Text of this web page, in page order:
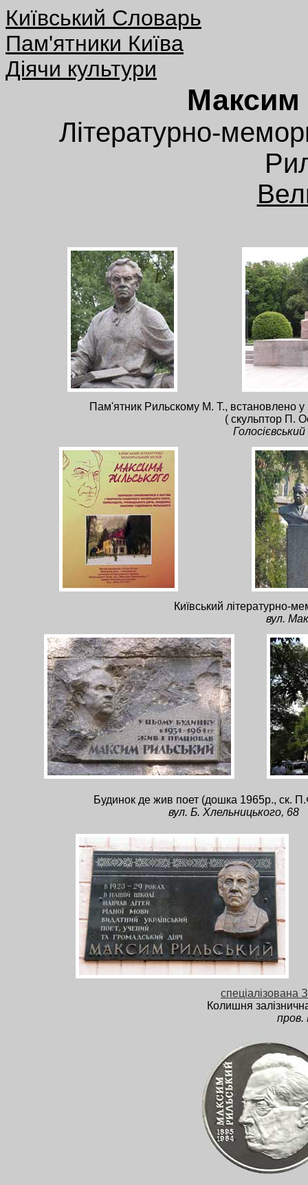
Київський Словарь
Пам'ятники Київа
Діячи культури
Максим
Літературно-
Пам'ятник Рильскому М. Т., встановлено
( скульптор П.
Київський літературно-
вул.
Будинок де жив поет (дошка 1965р., ск.
вул. Б. Хлельницького, 68
Колишня
пров.